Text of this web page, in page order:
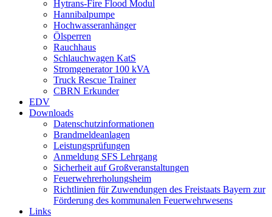
Hytrans-Fire Flood Modul
Hannibalpumpe
Hochwasseranhänger
Ölsperren
Rauchhaus
Schlauchwagen KatS
Stromgenerator 100 kVA
Truck Rescue Trainer
CBRN Erkunder
EDV
Downloads
Datenschutzinformationen
Brandmeldeanlagen
Leistungsprüfungen
Anmeldung SFS Lehrgang
Sicherheit auf Großveranstaltungen
Feuerwehrerholungsheim
Richtlinien für Zuwendungen des Freistaats Bayern zur
Förderung des kommunalen Feuerwehrwesens
Links